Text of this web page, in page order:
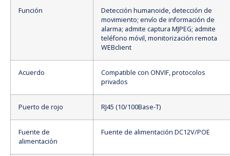
Función
Detección humanoide, detección de
movimiento; envío de información de
alarma; admite captura MJPEG; admite
teléfono móvil, monitorización remota
WEBclient
Acuerdo
Compatible con ONVIF, protocolos
privados
Puerto de rojo RJ45 (10/100Base-T)
Fuente de
alimentación
Fuente de alimentación DC12V/POE